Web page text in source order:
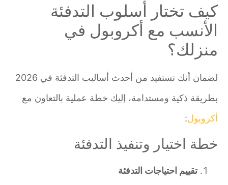
كيف تختار أسلوب التدفئة
الأنسب مع أكروبول في
منزلك؟
لضمان أنك تستفيد من أحدث أساليب التدفئة في 2026
بطريقة ذكية ومستدامة، إليك خطة عملية بالتعاون مع
أكروبول:
خطة اختيار وتنفيذ التدفئة
تقييم احتياجات التدفئة